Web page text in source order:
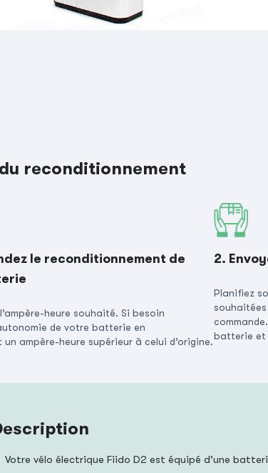
reconditionnement
le reconditionnement de
heure souhaité. Si besoin
de votre batterie en
ampère-heure supérieur à celui d’origine.
2.
Planifiez
batterie et
Votre vélo électrique Fiido D2 est équipé d'une